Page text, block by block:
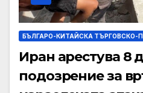
БЪЛГАРО-КИТАЙСКА
Иран арестува 8
подозрение за